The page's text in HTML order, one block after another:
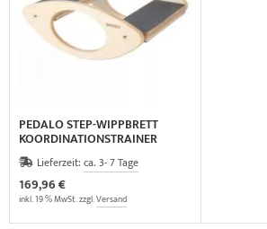
PEDALO STEP-WIPPBRETT
KOORDINATIONSTRAINER
Lieferzeit: ca. 3- 7 Tage
169,96 €
inkl. 19 % MwSt. zzgl.Versand